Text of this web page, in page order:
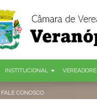
INSTITUCIONAL
FALE CONOSCO